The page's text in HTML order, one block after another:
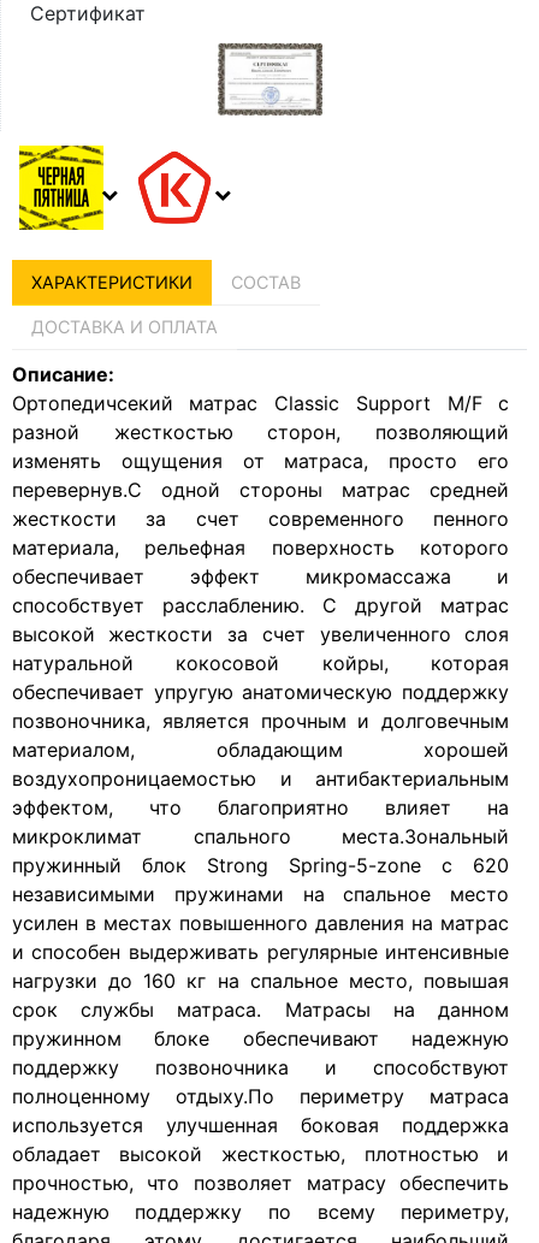
Сертификат
ХАРАКТЕРИСТИКИ СОСТАВ
ДОСТАВКА И ОПЛАТА
Описание:
Ортопедичсекий матрас Classic Support M/F с
разной жесткостью сторон, позволяющий
изменять ощущения от матраса, просто его
перевернув.С одной стороны матрас средней
жесткости за счет современного пенного
материала, рельефная поверхность которого
обеспечивает эффект микромассажа и
способствует расслаблению. С другой матрас
высокой жесткости за счет увеличенного слоя
натуральной кокосовой койры, которая
обеспечивает упругую анатомическую поддержку
позвоночника, является прочным и долговечным
материалом, обладающим хорошей
воздухопроницаемостью и антибактериальным
эффектом, что благоприятно влияет на
микроклимат спального места.Зональный
пружинный блок Strong Spring-5-zone с 620
независимыми пружинами на спальное место
усилен в местах повышенного давления на матрас
и способен выдерживать регулярные интенсивные
нагрузки до 160 кг на спальное место, повышая
срок службы матраса. Матрасы на данном
пружинном блоке обеспечивают надежную
поддержку позвоночника и способствуют
полноценному отдыху.По периметру матраса
используется улучшенная боковая поддержка
обладает высокой жесткостью, плотностью и
прочностью, что позволяет матрасу обеспечить
надежную поддержку по всему периметру,